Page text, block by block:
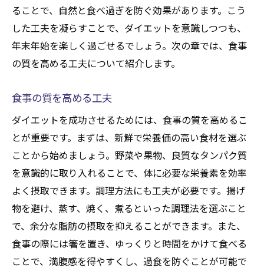
ることで、自然と食べ過ぎを防ぐ効果があります。こう
した工夫を凝らすことで、ダイエットを意識しつつも、
年末年始を楽しく過ごせるでしょう。次の章では、食事
の質を高める工夫について紹介します。
食事の質を高める工夫
ダイエットを成功させるためには、食事の質を高めるこ
とが重要です。まずは、新鮮で栄養価の高い食材を選ぶ
ことから始めましょう。野菜や果物、良質なタンパク質
を意識的に取り入れることで、体に必要な栄養素を効率
よく摂取できます。調理方法にも工夫が必要です。揚げ
物を避け、蒸す、焼く、煮るといった調理法を選ぶこと
で、余分な脂肪の摂取を抑えることができます。また、
食事の際には箸を置き、ゆっくりと時間をかけて食べる
ことで、満腹感を得やすくし、過食を防ぐことが可能で